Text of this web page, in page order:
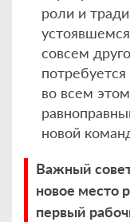
роли и
совсем
во всем
новой
Важный
новое место
первый